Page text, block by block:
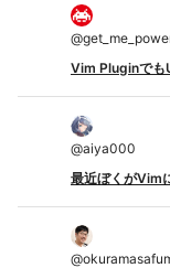
@
Vim Pluginでも
@aiya000
最近ぼくがVim
@